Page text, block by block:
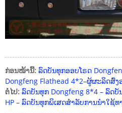
ກ່ອນໜ້ານີ້: ລົດບັນທຸກອອບໂຣດ
Dongfeng Flathead 4*2–ຜູ້ຜະລິດສົ່
ຕໍ່ໄປ: ລົດບັນທຸກ Dongfeng 8*4 – ລົດ
HP – ລົດບັນທຸກພິເສດສຳລັບການນຳໃຊ້